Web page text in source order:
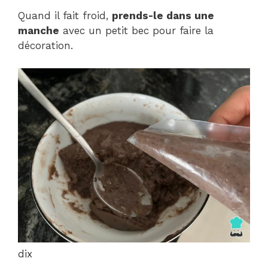
Quand il fait froid, prends-le dans une
manche avec un petit bec pour faire la
décoration.
dix